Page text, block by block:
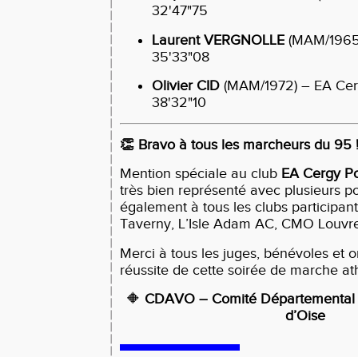
32'47"75
Laurent VERGNOLLE (MAM/
35'33"08
Olivier CID (MAM/1972) – EA
38'32"10
👏 Bravo à tous les marcheurs du 95 !
Mention spéciale au club EA Cergy
très bien représenté avec plusieurs
également à tous les clubs
Taverny, L’Isle Adam AC, CMO
Merci à tous les juges, bénévoles et
réussite de cette soirée de marche
🔶 CDAVO – Comité Départemental
d’Oise